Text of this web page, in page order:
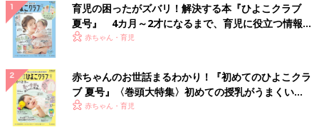
育児の困ったがズバリ！解決する本『ひよこクラブ
夏号』 4カ月～2才になるまで、育児に役立つ情報が
いっぱい！
赤ちゃん・育児
赤ちゃんのお世話まるわかり！『初めてのひよこクラ
ブ 夏号』〈巻頭大特集〉初めての授乳がうまくい
く！ おっぱい・ミルクの基本と夏のトラブル 解決テ
赤ちゃん・育児